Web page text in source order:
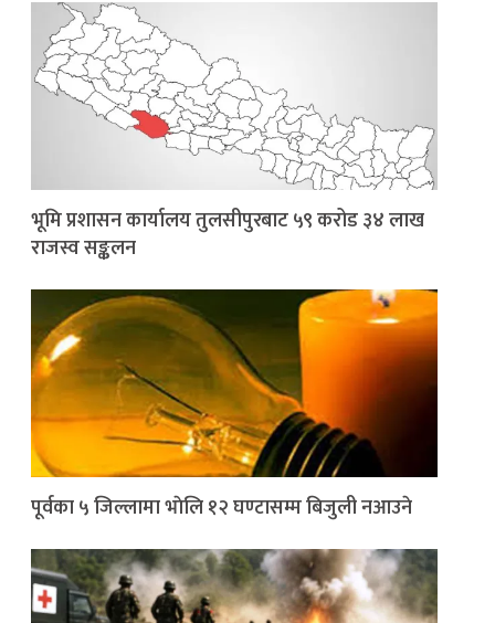
भूमि प्रशासन कार्यालय तुलसीपुरबाट ५९ करोड ३४ लाख
राजस्व सङ्कलन
पूर्वका ५ जिल्लामा भाेलि १२ घण्टासम्म बिजुली नआउने